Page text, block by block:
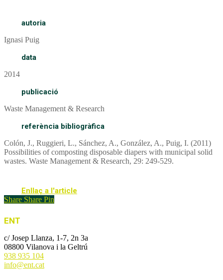
autoria
Ignasi Puig
data
2014
publicació
Waste Management & Research
referència bibliogràfica
Colón, J., Ruggieri, L., Sánchez, A., González, A., Puig, I. (2011)
Possibilities of composting disposable diapers with municipal solid
wastes. Waste Management & Research, 29: 249-529.
Enllaç a l'article
Share Share Pin
ENT
c/ Josep Llanza, 1-7, 2n 3a
08800 Vilanova i la Geltrú
938 935 104
info@ent.cat